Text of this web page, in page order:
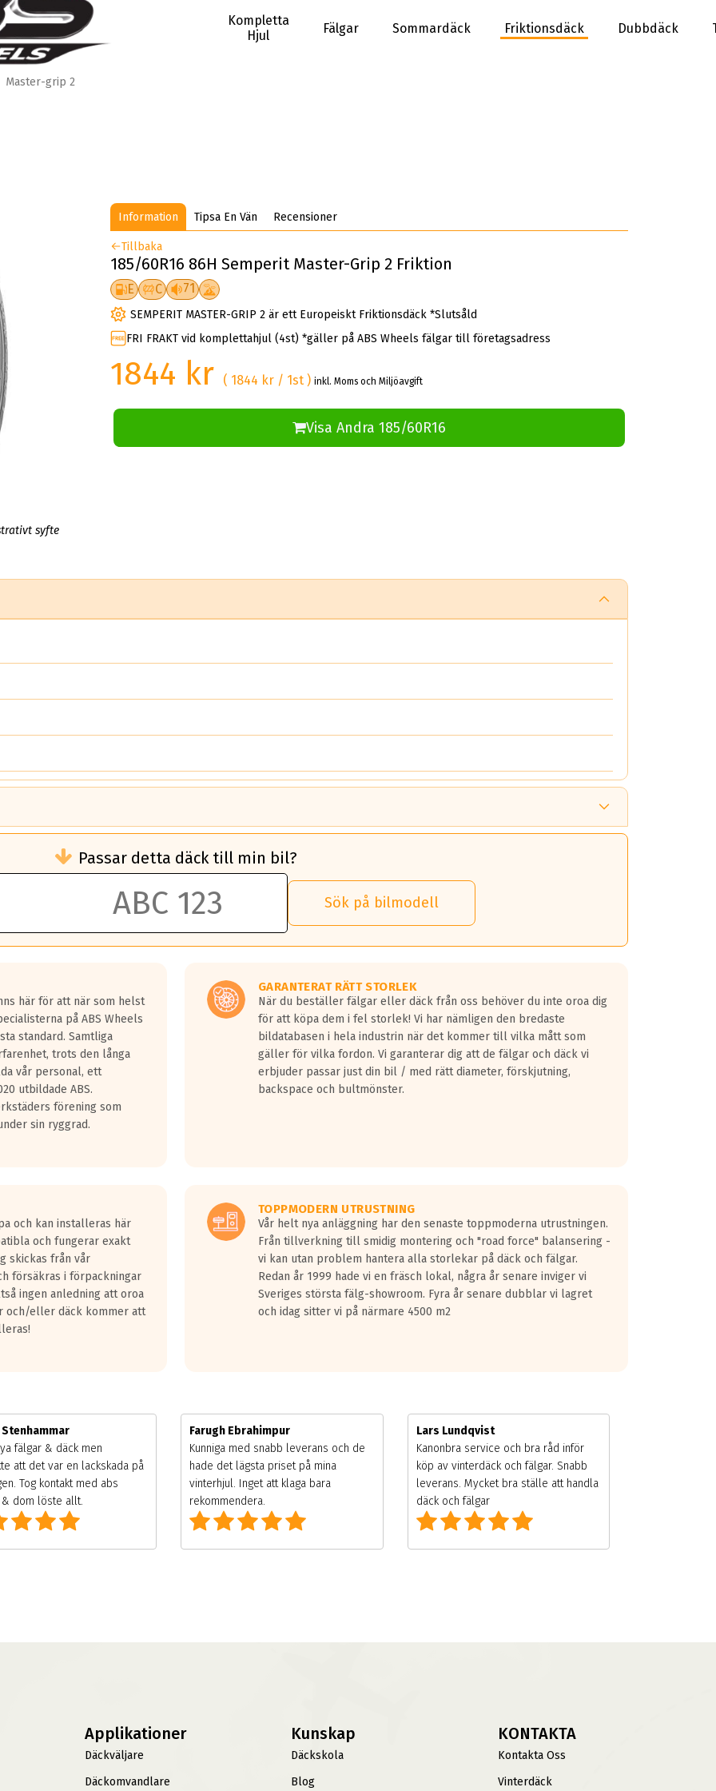
Kompletta
Hjul
Fälgar Sommardäck Friktionsdäck Dubbdäck
Master-grip 2
syfte
Information Tipsa En Vän Recensioner
Tillbaka
185/60R16 86H Semperit Master-Grip 2 Friktion
E C 71
SEMPERIT MASTER-GRIP 2 är ett Europeiskt Friktionsdäck *Slutsåld
FRI FRAKT vid komplettahjul (4st) *gäller på ABS Wheels fälgar till företagsadress
1844 kr ( 1844 kr / 1st )inkl. Moms och Miljöavgift
Visa Andra 185/60R16
än ett klass G däck.
50 liter bränsle med ett klass A däck gentemot ett klass G däck.
vilken rutt du kör, samt vilken körstil du använder.
lastbilar.
på en väg där det ligger 0.5-1.5 mm vatten.
fyra billängder( ca 18meter) mellan däck med betyg A gentemot
överträffa motorljudet.
ett däck med vågar. Hög bullernivå markeras med svarta vågor
kraven som finns i dagsläget, men är inte längre tillåtna enligt nya
Passar detta däck till min bil?
Sök på bilmodell
här för att när som helst
på ABS Wheels
standard. Samtliga
trots den långa
vår personal, ett
utbildade ABS.
förening som
sin ryggrad.
GARANTERAT RÄTT STORLEK
När du beställer fälgar eller däck från oss behöver du inte oroa dig
för att köpa dem i fel storlek! Vi har nämligen den bredaste
bildatabasen i hela industrin när det kommer till vilka mått som
gäller för vilka fordon. Vi garanterar dig att de fälgar och däck vi
erbjuder passar just din bil / med rätt diameter, förskjutning,
backspace och bultmönster.
och kan installeras här
och fungerar exakt
skickas från vår
försäkras i förpackningar
ingen anledning att oroa
och/eller däck kommer att
TOPPMODERN UTRUSTNING
Vår helt nya anläggning har den senaste toppmoderna utrustningen.
Från tillverkning till smidig montering och "road force" balansering -
vi kan utan problem hantera alla storlekar på däck och fälgar.
Redan år 1999 hade vi en fräsch lokal, några år senare inviger vi
Sveriges största fälg-showroom. Fyra år senare dubblar vi lagret
och idag sitter vi på närmare 4500 m2
Stenhammar
fälgar & däck men
att det var en lackskada på
Tog kontakt med abs
dom löste allt.
Farugh Ebrahimpur
Kunniga med snabb leverans och de
hade det lägsta priset på mina
vinterhjul. Inget att klaga bara
rekommendera.
Lars Lundqvist
Kanonbra service och bra råd inför
köp av vinterdäck och fälgar. Snabb
leverans. Mycket bra ställe att handla
däck och fälgar
Applikationer
Däckväljare
Däckomvandlare
Kunskap
Däckskola
Blog
KONTAKTA
Kontakta Oss
Vinterdäck